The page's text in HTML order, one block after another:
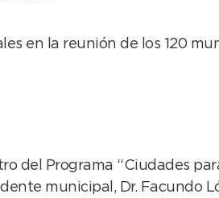
en la reunión de los 120
del Programa “Ciudades
municipal, Dr. Facundo